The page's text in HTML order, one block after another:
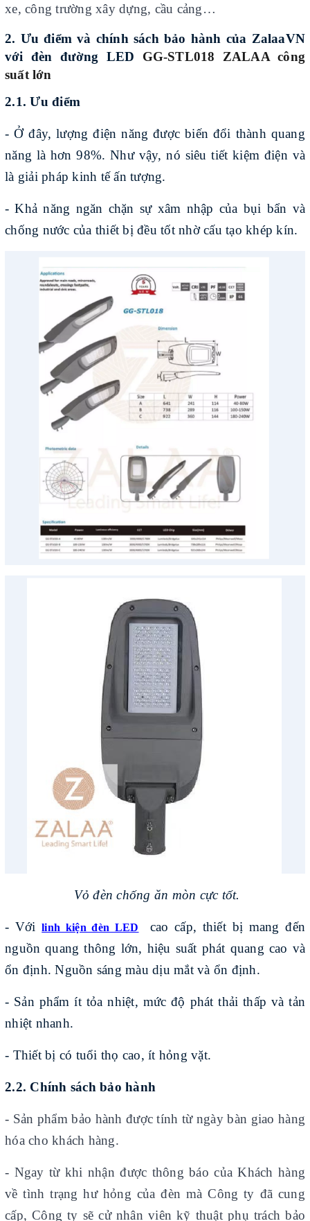
xe, công trường xây dựng, cầu cảng…
2. Ưu điểm và chính sách bảo hành của ZalaaVN
với đènđường LED GG-STL018 ZALAAcông
suất lớn
2.1. Ưu điểm
- Ở đây, lượng điện năng được biến đổi thành quang
năng là hơn 98%. Như vậy, nó siêu tiết kiệm điện và
là giải pháp kinh tế ấn tượng.
- Khả năng ngăn chặn sự xâm nhập của bụi bẩn và
chống nước của thiết bị đều tốt nhờ cấu tạo khép kín.
Vỏ đèn chống ăn mòn cực tốt.
- Vớilinh kiện đèn LED
cao cấp, thiết bị mang đến
nguồn quang thông lớn, hiệu suất phát quang cao và
ổn định. Nguồn sáng màu dịu mắt và ổn định.
- Sản phẩm ít tỏa nhiệt, mức độ phát thải thấp và tản
nhiệt nhanh.
- Thiết bị có tuổi thọ cao, ít hỏng vặt.
2.2. Chính sách bảo hành
- Sản phẩm bảo hành được tính từ ngày bàn giao hàng
hóa cho khách hàng.
- Ngay từ khi nhận được thông báo của Khách hàng
về tình trạng hư hỏng của đèn mà Công ty đã cung
cấp, Công ty sẽ cử nhân viên kỹ thuật phụ trách bảo